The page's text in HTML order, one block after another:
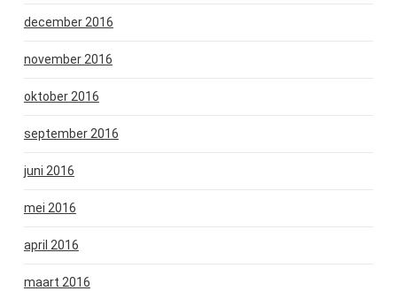
december 2016
november 2016
oktober 2016
september 2016
juni 2016
mei 2016
april 2016
maart 2016